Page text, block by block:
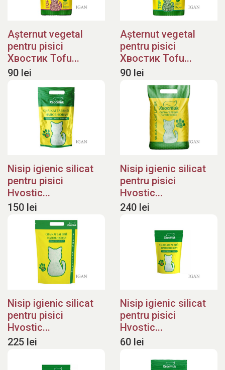
bunăstarea animalelor de companie în fiecare
etapă a vieții lor.
Așternut vegetal
pentru pisici
Хвостик Tofu...
90 lei
Așternut vegetal
pentru pisici
Хвостик Tofu...
90 lei
Nisip igienic silicat
pentru pisici
Hvostic...
150 lei
Nisip igienic silicat
pentru pisici
Hvostic...
240 lei
Nisip igienic silicat
pentru pisici
Hvostic...
225 lei
Nisip igienic silicat
pentru pisici
Hvostic...
60 lei